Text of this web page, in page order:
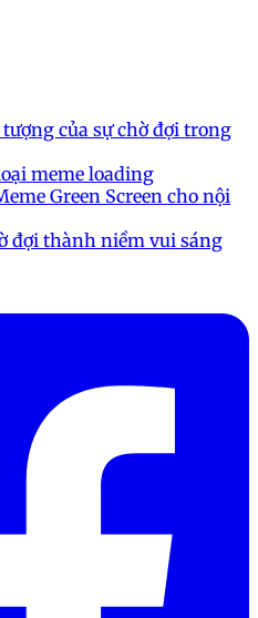
của sự chờ đợi trong
meme loading
Green Screen cho nội
đợi thành niềm vui sáng